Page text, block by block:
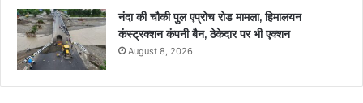
नंदा की चौकी पुल एप्रोच रोड मामला, हिमालयन
कंस्ट्रक्शन कंपनी बैन, ठेकेदार पर भी एक्शन
August 8, 2026